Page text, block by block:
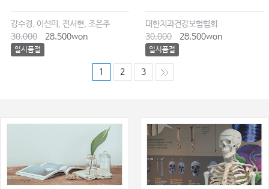
강수경, 이선미, 전서현, 조은주
30,000
28,500won
일시품절
대한치과건강보험협회
30,000
28,500won
일시품절
1 2 3